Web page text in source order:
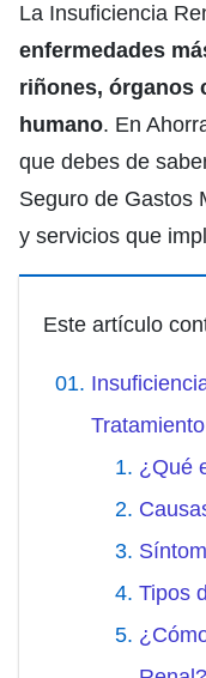
La Insuficiencia
enfermedades
riñones, órganos
humano. En
que debes de
Seguro de Gastos
y servicios que
Este artículo
¿Qué
Tipos